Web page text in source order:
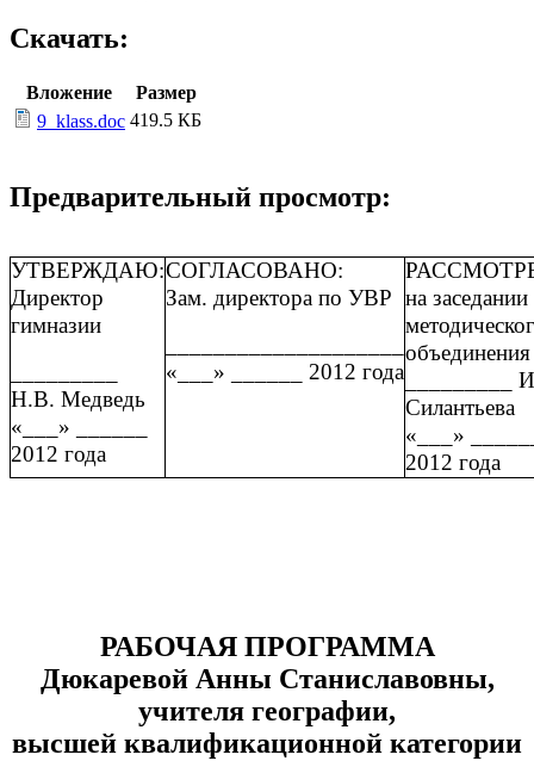
Скачать:
Вложение
Размер
9_klass.doc 419.5 КБ
Предварительный просмотр:
УТВЕРЖДАЮ:
Директор
гимназии
Н.В. Медведь
«___» ______
2012 года
СОГЛАСОВАНО:
Зам. директора по УВР
«___» ______ 2012 года
на заседании
объединения
_________
Силантьева
«___»
2012 года
РАБОЧАЯ ПРОГРАММА
Дюкаревой Анны Станиславовны,
учителя географии,
высшей квалификационной категории